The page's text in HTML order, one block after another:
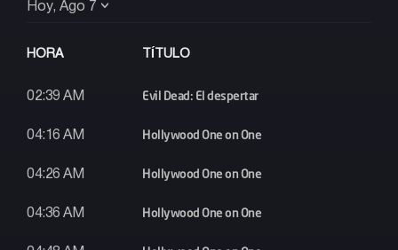
Hoy, Ago 7
HORA TÍTULO
02:39 AM Evil Dead: El despertar
04:16 AM Hollywood One on One
04:26 AM Hollywood One on One
04:36 AM Hollywood One on One